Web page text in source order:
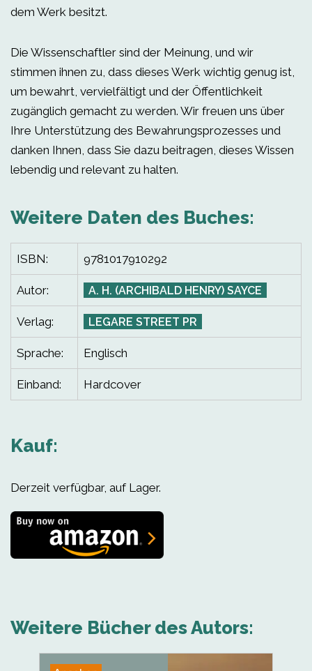
dem Werk besitzt.
Die Wissenschaftler sind der Meinung, und wir
stimmen ihnen zu, dass dieses Werk wichtig genug ist,
um bewahrt, vervielfältigt und der Öffentlichkeit
zugänglich gemacht zu werden. Wir freuen uns über
Ihre Unterstützung des Bewahrungsprozesses und
danken Ihnen, dass Sie dazu beitragen, dieses Wissen
lebendig und relevant zu halten.
Weitere Daten des Buches:
ISBN: 9781017910292
Autor: A. H. (ARCHIBALD HENRY) SAYCE
Verlag: LEGARE STREET PR
Sprache: Englisch
Einband: Hardcover
Kauf:
Derzeit verfügbar, auf Lager.
Weitere Bücher des Autors: